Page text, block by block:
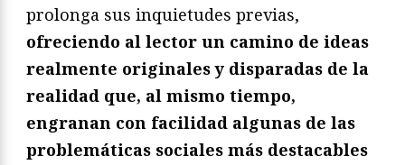
prolonga sus inquietudes previas,
ofreciendo al lector un camino de ideas
realmente originales y disparadas de la
realidad que, al mismo tiempo,
engranan con facilidad algunas de las
problemáticas sociales más destacables